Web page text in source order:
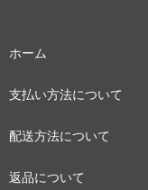
ホーム
支払い方法について
配送方法について
返品について